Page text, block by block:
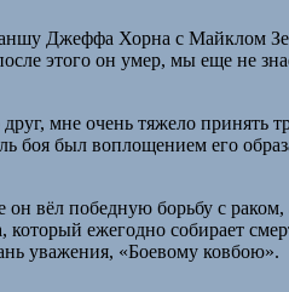
Джеффа Хорна с Майклом
этого он умер, мы еще не
мне очень тяжело принять
боя был воплощением его
вёл победную борьбу с раком,
ежегодно собирает
уважения, «Боевому ковбою».